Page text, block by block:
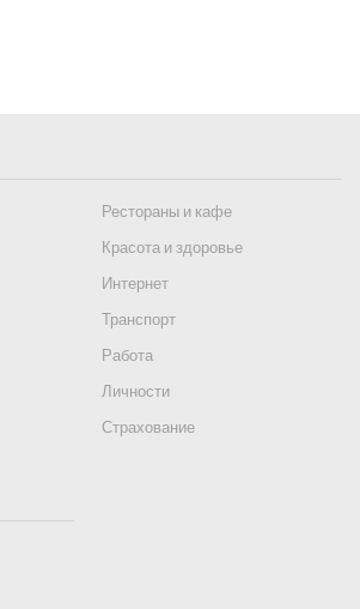
Рестораны и кафе
Красота и здоровье
Интернет
Транспорт
Работа
Личности
Страхование